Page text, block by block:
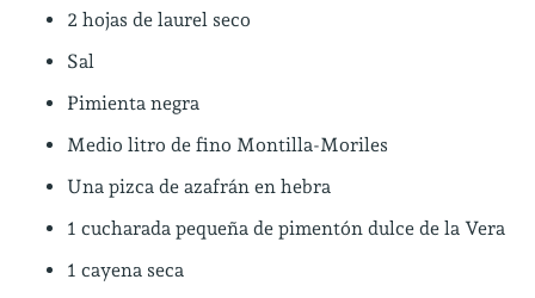
2 hojas de laurel seco
Sal
Pimienta negra
Medio litro de fino Montilla-Moriles
Una pizca de azafrán en hebra
1 cucharada pequeña de pimentón dulce de la Vera
1 cayena seca